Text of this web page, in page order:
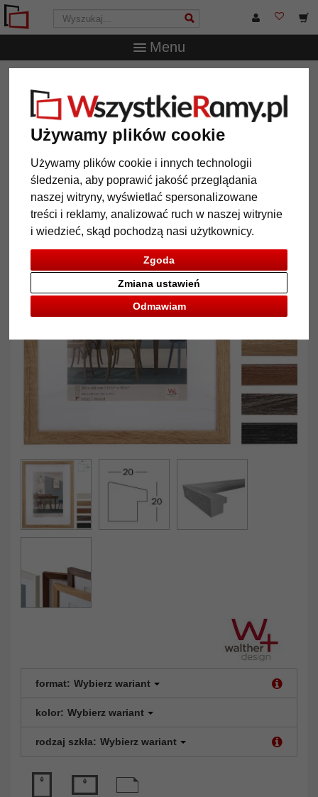
Używamy plików cookie
Używamy plików cookie i innych technologii
śledzenia, aby poprawić jakość przeglądania
naszej witryny, wyświetlać spersonalizowane
treści i reklamy, analizować ruch w naszej witrynie
i wiedzieć, skąd pochodzą nasi użytkownicy.
Zgoda
Odmawiam
Zmiana ustawień
Menu
drewniana Fiorito (MDF) z passe-partout
Rama drewniana Fiorito (MDF) z
passe-partout
Powrót
format: Wybierz wariant
kolor: Wybierz wariant
rodzaj szkła: Wybierz wariant